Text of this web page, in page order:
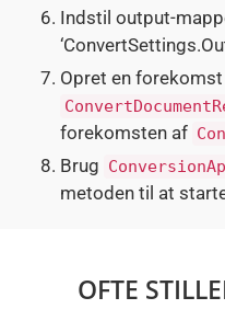
Indstil output-
Opret en
forekomsten af
Brug
metoden til at
OFTE